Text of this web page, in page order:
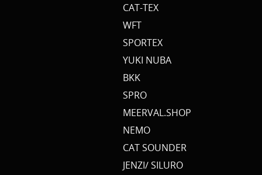
CAT-TEX
WFT
SPORTEX
YUKI NUBA
BKK
SPRO
MEERVAL.SHOP
NEMO
CAT SOUNDER
JENZI/ SILURO